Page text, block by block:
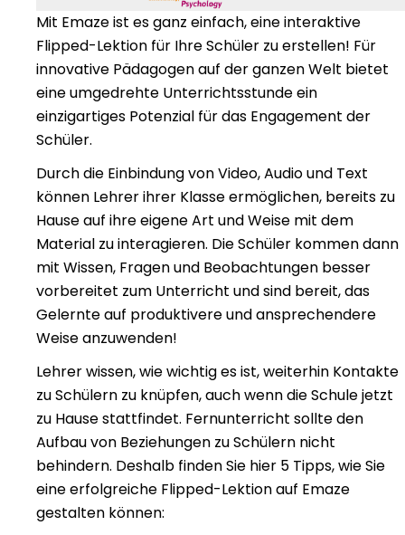
Mit Emaze ist es ganz einfach, eine interaktive
Flipped-Lektion für Ihre Schüler zu erstellen! Für
innovative Pädagogen auf der ganzen Welt bietet
eine umgedrehte Unterrichtsstunde ein
einzigartiges Potenzial für das Engagement der
Schüler.
Durch die Einbindung von Video, Audio und Text
können Lehrer ihrer Klasse ermöglichen, bereits zu
Hause auf ihre eigene Art und Weise mit dem
Material zu interagieren. Die Schüler kommen dann
mit Wissen, Fragen und Beobachtungen besser
vorbereitet zum Unterricht und sind bereit, das
Gelernte auf produktivere und ansprechendere
Weise anzuwenden!
Lehrer wissen, wie wichtig es ist, weiterhin Kontakte
zu Schülern zu knüpfen, auch wenn die Schule jetzt
zu Hause stattfindet. Fernunterricht sollte den
Aufbau von Beziehungen zu Schülern nicht
behindern. Deshalb finden Sie hier 5 Tipps, wie Sie
eine erfolgreiche Flipped-Lektion auf Emaze
gestalten können: